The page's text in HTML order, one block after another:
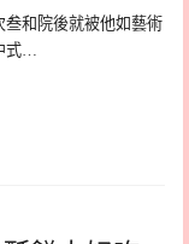
和院後就被他如藝術
式…